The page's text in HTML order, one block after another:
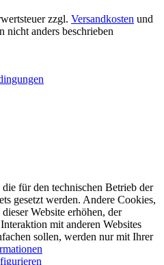
zzgl. Versandkosten und
nicht anders beschrieben
für den technischen Betrieb der
gesetzt werden. Andere Cookies,
Website erhöhen, der
mit anderen Websites
sollen, werden nur mit Ihrer